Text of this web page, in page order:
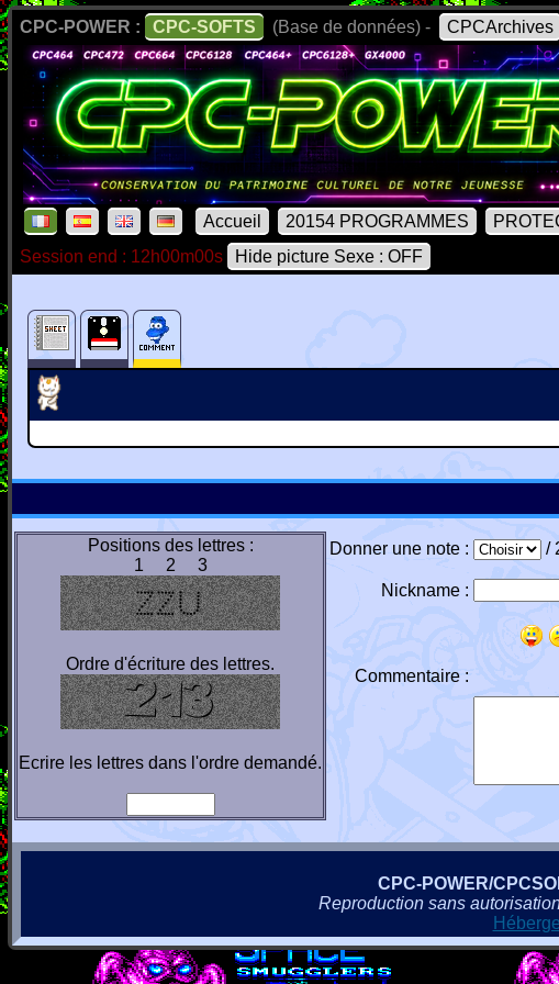
CPC-POWER : CPC-SOFTS (Base de données) - CPCArchives
Accueil 20154 PROGRAMMES
Session end : 12h00m00s
Hide picture Sexe : OFF
Positions des lettres :
1 2 3
Ordre d'écriture des lettres.
Ecrire les lettres dans l'ordre demandé.
Donner une note : /
Nickname :
Commentaire :
CPC-POWER/
Reproduction sans